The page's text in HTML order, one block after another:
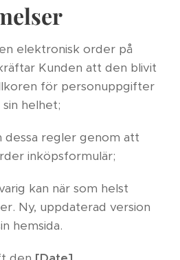
elektronisk order på
Kunden att den blivit
för personuppgifter
helhet;
dessa regler genom att
inköpsformulär;
kan när som helst
Ny, uppdaterad version
hemsida.